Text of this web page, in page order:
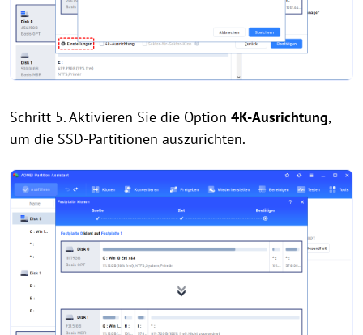
Schritt 5. Aktivieren Sie die Option 4K-Ausrichtung,
um die SSD-Partitionen auszurichten.